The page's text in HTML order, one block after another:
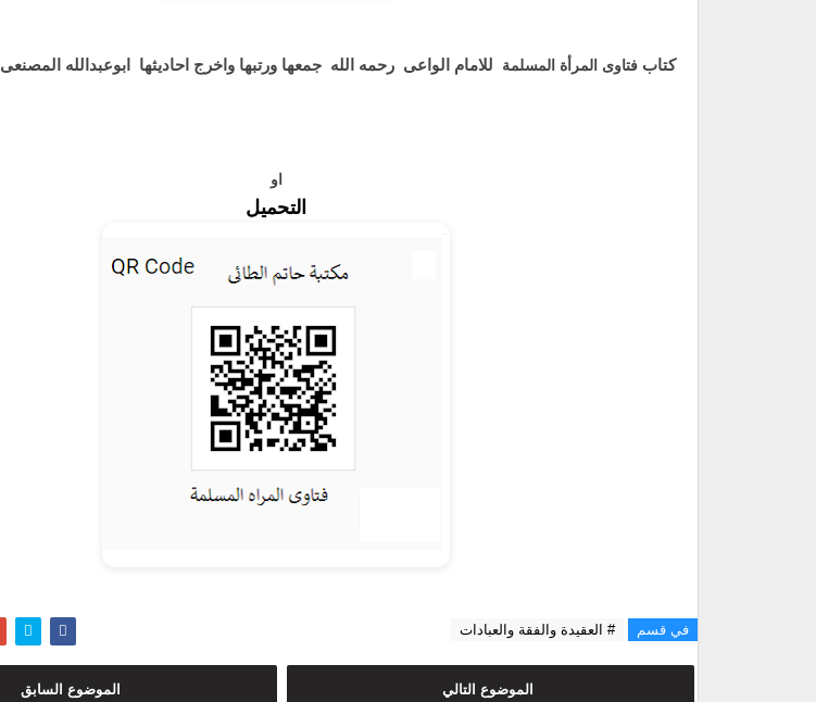
كتاب فتاوى المرأة المسلمة للامام الواعى رحمه الله جمعها ورتبها واخرج احاديثها ابوعبدالله المصنعى
او
التحميل
في قسم # العقيدة والفقة والعبادات
الموضوع التالي الموضوع السابق